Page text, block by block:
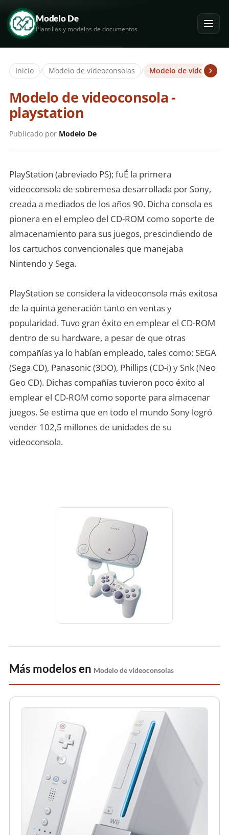
Modelo De
Plantillas y modelos de documentos
Inicio / Modelo de videoconsolas / Modelo de
Modelo de videoconsola -
playstation
Publicado por Modelo De
PlayStation (abreviado PS); fuÉ la primera
videoconsola de sobremesa desarrollada por Sony,
creada a mediados de los años 90. Dicha consola es
pionera en el empleo del CD-ROM como soporte de
almacenamiento para sus juegos, prescindiendo de
los cartuchos convencionales que manejaba
Nintendo y Sega.
PlayStation se considera la videoconsola más exitosa
de la quinta generación tanto en ventas y
popularidad. Tuvo gran éxito en emplear el CD-ROM
dentro de su hardware, a pesar de que otras
compañías ya lo habían empleado, tales como: SEGA
(Sega CD), Panasonic (3DO), Phillips (CD-i) y Snk (Neo
Geo CD). Dichas compañías tuvieron poco éxito al
emplear el CD-ROM como soporte para almacenar
juegos. Se estima que en todo el mundo Sony logró
vender 102,5 millones de unidades de su
videoconsola.
Más modelos en Modelo de videoconsolas